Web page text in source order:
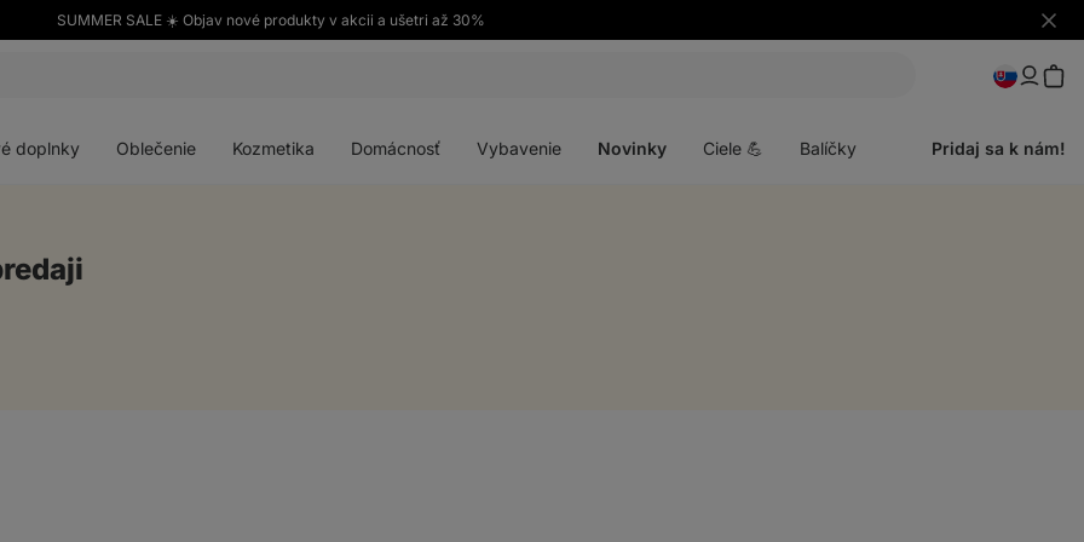
SUMMER SALE ☀️ Objav nové produkty v akcii a ušetri až 30%
Skryť
doplnky Oblečenie Kozmetika Domácnosť Vybavenie Novinky Ciele 💪 Balíčky Pridaj sa k nám!